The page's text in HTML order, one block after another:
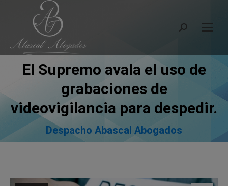
Search:
El Supremo avala el uso de
grabaciones de
videovigilancia para despedir.
Despacho Abascal Abogados